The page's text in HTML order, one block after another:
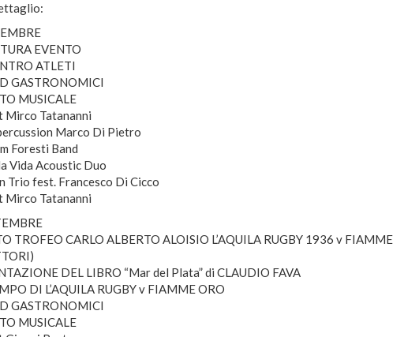
EVENTO
ATLETI
GASTRONOMICI
MUSICALE
Tatananni
Marco Di Pietro
Foresti Band
Vida Acoustic Duo
Trio fest. Francesco Di Cicco
Tatananni
TROFEO CARLO ALBERTO ALOISIO L’AQUILA RUGBY 1936 v FIAMME
DEL LIBRO “Mar del Plata” di CLAUDIO FAVA
DI L’AQUILA RUGBY v FIAMME ORO
GASTRONOMICI
MUSICALE